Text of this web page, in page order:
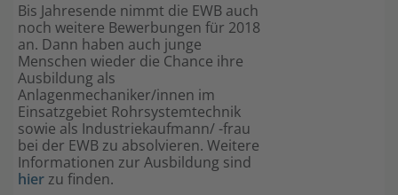
Bis Jahresende nimmt die EWB auch
noch weitere Bewerbungen für 2018
an. Dann haben auch junge
Menschen wieder die Chance ihre
Ausbildung als
Anlagenmechaniker/innen im
Einsatzgebiet Rohrsystemtechnik
sowie als Industriekaufmann/ -frau
bei der EWB zu absolvieren. Weitere
Informationen zur Ausbildung sind
hierzu finden.